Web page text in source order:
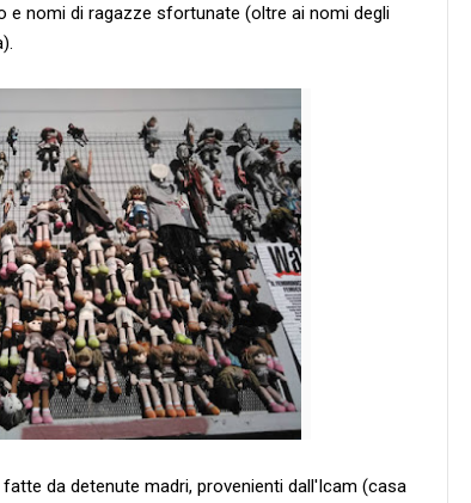
e nomi di ragazze sfortunate (oltre ai nomi degli
da detenute madri, provenienti dall'Icam (casa